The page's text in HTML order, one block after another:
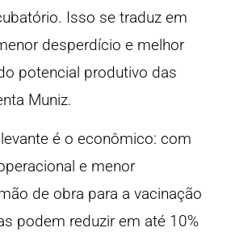
Isso se traduz em
desperdício e melhor
potencial produtivo das
Muniz.
é o econômico: com
e menor
de obra para a vacinação
podem reduzir em até 10%